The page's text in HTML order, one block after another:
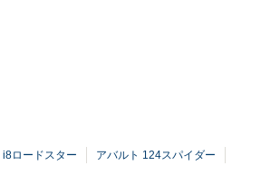
i8ロードスター
アバルト 124スパイダー